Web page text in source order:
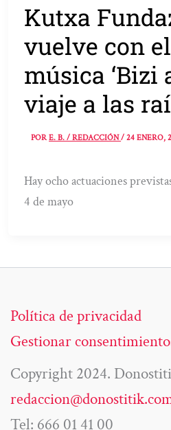
Kutxa
vuelve con
música ‘Bizi
viaje a las
PORE. B. / REDACCIÓN/24 ENERO,
Hay ocho actuaciones
4 de mayo
Política de privacidad
Gestionar
Copyright 2024.
Tel: 666 01 41 00